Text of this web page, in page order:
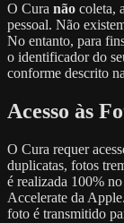
O Cura não coleta,
pessoal. Não
No entanto, para
o identificador do
conforme descrito
Acesso às
O Cura requer
duplicatas, fotos
é realizada 100%
Accelerate da
foto é transmitido